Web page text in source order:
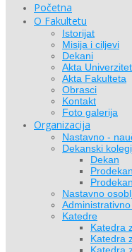
Početna
O Fakultetu
Istorijat
Misija i ciljevi
Dekani
Akta
Akta Fakulteta
Obrasci
Kontakt
Foto galerija
Organizacija
Nastavno -
Dekanski
Dekan
Nastavno
Katedre
Katedra
Katedra